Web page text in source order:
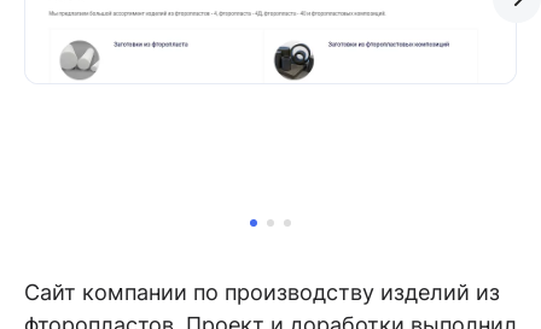
Сайт компании по производству изделий из